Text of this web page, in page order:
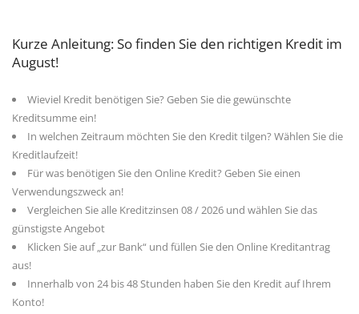
Kurze Anleitung: So finden Sie den richtigen Kredit im
August!
Wieviel Kredit benötigen Sie? Geben Sie die gewünschte
Kreditsumme ein!
In welchen Zeitraum möchten Sie den Kredit tilgen? Wählen Sie die
Kreditlaufzeit!
Für was benötigen Sie den Online Kredit? Geben Sie einen
Verwendungszweck an!
Vergleichen Sie alle Kreditzinsen 08 / 2026 und wählen Sie das
günstigste Angebot
Klicken Sie auf „zur Bank“ und füllen Sie den Online Kreditantrag
aus!
Innerhalb von 24 bis 48 Stunden haben Sie den Kredit auf Ihrem
Konto!